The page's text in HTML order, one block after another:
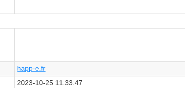
happ-e.fr
2023-10-25 11:33:47